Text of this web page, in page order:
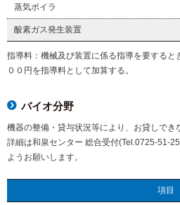
蒸気ボイラ
酸素ガス発生装置
指導料：機械及び装置に係る指導を要すると
００円を指導料として加算する。
バイオ分野
機器の整備・貸与状況等により、お貸しでき
詳細は和泉センター 総合受付(Tel.0725-51-
ようお願いします。
項目